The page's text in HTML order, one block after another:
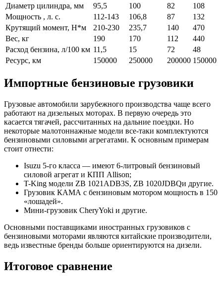
Диаметр цилиндра, мм
95,5 100 82
108
Мощность , л. с.
112-143 106,8 87
132
Крутящий момент, Н*м
210-230 235,7 140
470
Вес, кг
190 170 112
440
Расход бензина, л/100 км 11,5 15 72
48
Ресурс, км
150000 250000 200000 150000
Импортные бензиновые грузовики
Грузовые автомобили зарубежного производства чаще всего
работают на дизельных моторах. В первую очередь это
касается тягачей, рассчитанных на дальние поездки. Но
некоторые малотоннажные модели все-таки комплектуются
бензиновыми силовыми агрегатами. К основным примерам
стоит отнести:
Isuzu 5-го класса — имеют 6-литровый бензиновый
силовой агрегат и КПП Allison;
T-King модели ZB 1021ADB3S, ZB 1020JDBQи другие.
Грузовик КАМА с бензиновым мотором мощность в 150
«лошадей».
Мини-грузовик CheryYoki и другие.
Основными поставщиками иностранных грузовиков с
бензиновыми моторами являются китайские производители,
ведь известные бренды больше ориентируются на дизели.
Итоговое сравнение